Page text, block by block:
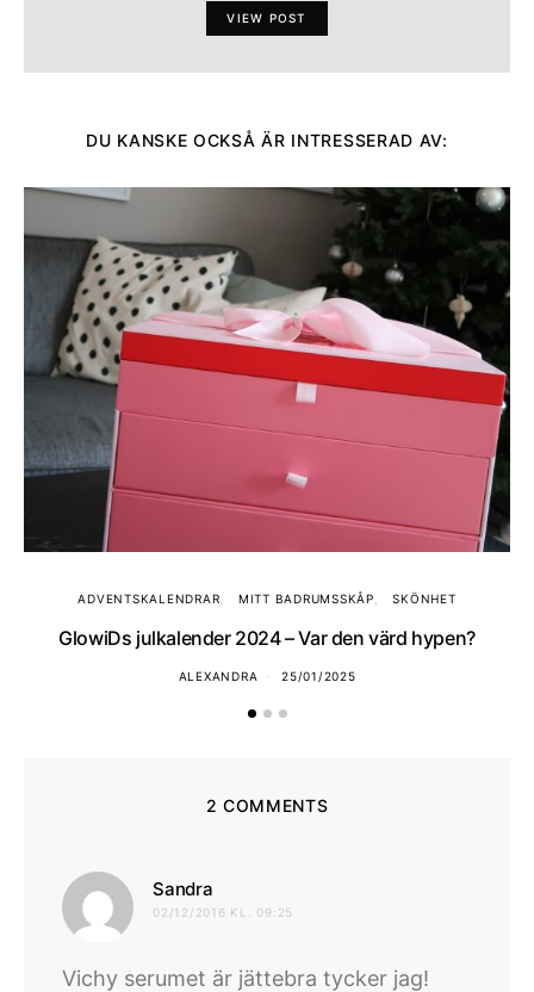
VIEW POST
DU KANSKE OCKSÅ ÄR INTRESSERAD AV:
ADVENTSKALENDRAR MITT BADRUMSSKÅP SKÖNHET
GlowiDs julkalender 2024 – Var den värd hypen?
ALEXANDRA 25/01/2025
2 COMMENTS
Sandra
02/12/2016 KL. 09:25
Vichy serumet är jättebra tycker jag!